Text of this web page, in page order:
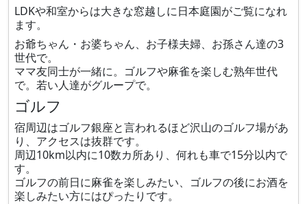
LDKや和室からは大きな窓越しに日本庭園がご覧になれ
ます。
お爺ちゃん・お婆ちゃん、お子様夫婦、お孫さん達の3
世代で。
ママ友同士が一緒に。ゴルフや麻雀を楽しむ熟年世代
で。若い人達がグループで。
ゴルフ
宿周辺はゴルフ銀座と言われるほど沢山のゴルフ場があ
り、アクセスは抜群です。
周辺10km以内に10数カ所あり、何れも車で15分以内で
す。
ゴルフの前日に麻雀を楽しみたい、ゴルフの後にお酒を
楽しみたい方にはぴったりです。